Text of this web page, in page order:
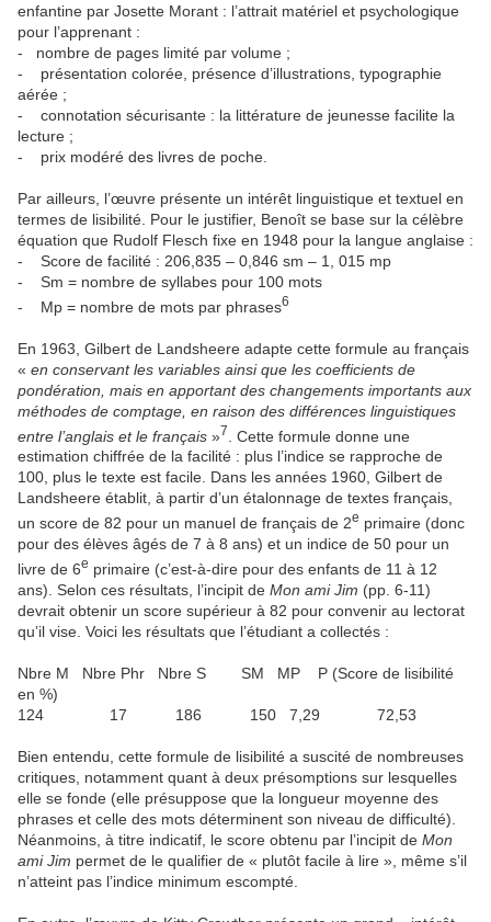
enfantine par Josette Morant : l’attrait matériel et psychologique
pour l’apprenant :
- nombre de pages limité par volume ;
- présentation colorée, présence d’illustrations, typographie
aérée ;
- connotation sécurisante : la littérature de jeunesse facilite la
lecture ;
- prix modéré des livres de poche.
Par ailleurs, l’œuvre présente un intérêt linguistique et textuel en
termes de lisibilité. Pour le justifier, Benoît se base sur la célèbre
équation que Rudolf Flesch fixe en 1948 pour la langue anglaise :
- Score de facilité : 206,835 – 0,846 sm – 1, 015 mp
- Sm = nombre de syllabes pour 100 mots
- Mp = nombre de mots par phrases6
En 1963, Gilbert de Landsheere adapte cette formule au français
« en conservant les variables ainsi que les coefficients de
pondération, mais en apportant des changements importants aux
méthodes de comptage, en raison des différences linguistiques
entre l’anglais et le français »7
. Cette formule donne une
estimation chiffrée de la facilité : plus l’indice se rapproche de
100, plus le texte est facile. Dans les années 1960, Gilbert de
Landsheere établit, à partir d’un étalonnage de textes français,
un score de 82 pour un manuel de français de 2e primaire (donc
pour des élèves âgés de 7 à 8 ans) et un indice de 50 pour un
livre de 6e primaire (c’est-à-dire pour des enfants de 11 à 12
ans). Selon ces résultats, l’incipit de Mon ami Jim (pp. 6-11)
devrait obtenir un score supérieur à 82 pour convenir au lectorat
qu’il vise. Voici les résultats que l’étudiant a collectés :
Nbre M Nbre Phr Nbre S SM MP P (Score de lisibilité
en %)
124 17 186 150 7,29 72,53
Bien entendu, cette formule de lisibilité a suscité de nombreuses
critiques, notamment quant à deux présomptions sur lesquelles
elle se fonde (elle présuppose que la longueur moyenne des
phrases et celle des mots déterminent son niveau de difficulté).
Néanmoins, à titre indicatif, le score obtenu par l’incipit de Mon
ami Jim permet de le qualifier de « plutôt facile à lire », même s’il
n’atteint pas l’indice minimum escompté.